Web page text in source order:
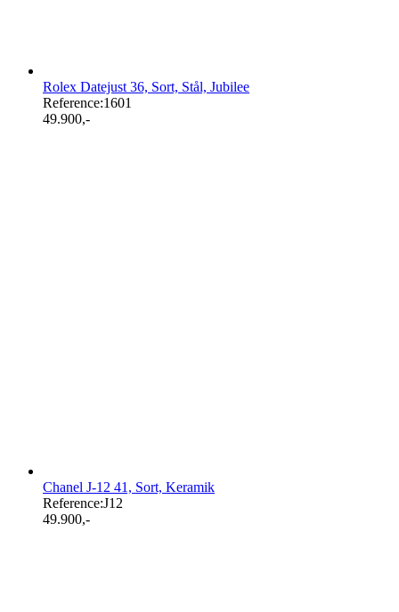
Rolex Datejust 36, Sort, Stål, Jubilee
Reference:1601
49.900,-
Chanel J-12 41, Sort, Keramik
Reference:J12
49.900,-